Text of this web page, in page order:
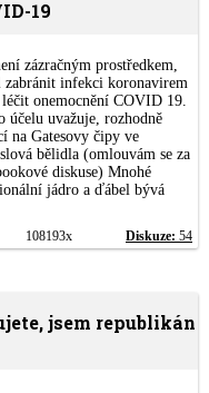
19
zázračným prostředkem,
zabránit infekci koronavirem
onemocnění COVID 19.
účelu uvažuje, rozhodně
na Gatesovy čipy ve
bělidla (omlouvám se za
diskuse) Mnohé
jádro a ďábel bývá
108193x Diskuze: 54
jsem republikán